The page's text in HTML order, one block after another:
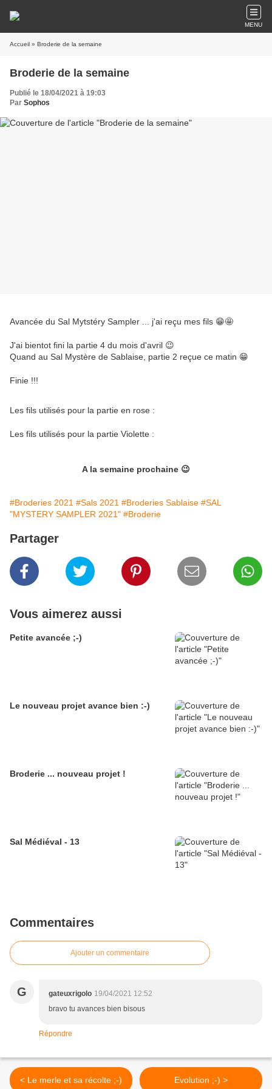
MENU
Accueil » Broderie de la semaine
Broderie de la semaine
Publié le 18/04/2021 à 19:03
Par Sophos
Avancée du Sal Mytstéry Sampler ... j'ai reçu mes fils 😁🤩
J'ai bientot fini la partie 4 du mois d'avril 😉
Quand au Sal Mystère de Sablaise, partie 2 reçue ce matin 😁
Finie !!!
Les fils utilisés pour la partie en rose :
Les fils utilisés pour la partie Violette :
A la semaine prochaine 😉
#Broderies 2021 #Sals 2021 #Broderies Sablaise #SAL
"MYSTERY SAMPLER 2021" #Broderie
Partager
Vous aimerez aussi
Petite avancée ;-)
Le nouveau projet avance bien :-)
Broderie ... nouveau projet !
Sal Médiéval - 13
Commentaires
Ajouter un commentaire
G gateuxrigolo 19/04/2021 12:52
bravo tu avances bien bisous
Répondre
< Le merle et sa récolte ;-) Evolution ;-) >